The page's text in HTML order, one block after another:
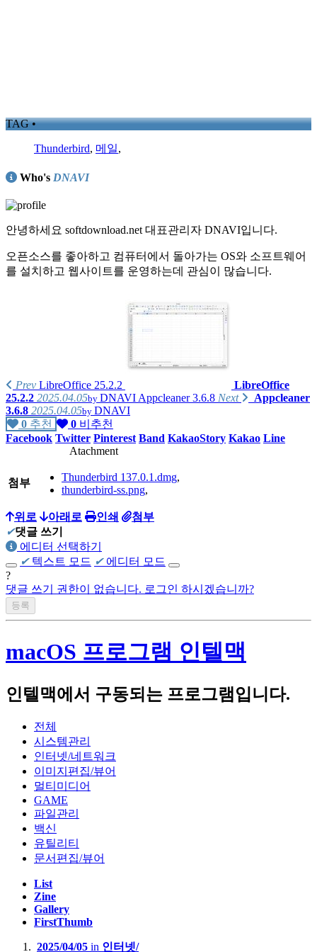
TAG •
Thunderbird, 메일,
Who's DNAVI
안녕하세요 softdownload.net 대표관리자 DNAVI입니다.
오픈소스를 좋아하고 컴퓨터에서 돌아가는 OS와 소프트웨어
를 설치하고 웹사이트를 운영하는데 관심이 많습니다.
(Intel i7-4790K, ASUS MAXIMUS Ranger Vii,
AMD Radeon R290),
homebuilt computer(AMD Phenom X4 630, GIGABYTE GA-61P-
S3, NVIDIA GT8600),
Apple iMac 2009 late(Intel E7600)
homebuilt computer(AMD Ryzen 5700x3d, Asrock B450 Steel
Beelink SER 7 (AMD Ryzen 7840HS)
Firebat S1(Intel N100)
Notebook :
Apple Macbook Air 2022 (M2, A2681)
NVIDIA RTX3060 laptop)
Apple Macbook Air 2011 Mid( i5-2467M, A1370)
Server :
Dell PowerEdge R420(Intel XEON E5-2407)
Dell PowerEdge R710(Intel XEON E5620 x2, 32GB)
HP Proliant Microserver Gen8(Intel XEON E3-1230V2)
NAS :
Synology.DS218+
Prev LibreOffice 25.2.2
LibreOffice
25.2.2 2025.04.05by DNAVI Appcleaner 3.6.8 Next
Appcleaner
3.6.8 2025.04.05by DNAVI
0 추천 0 비추천
Facebook Twitter Pinterest Band KakaoStory Kakao Line
Atachment
첨부 Thunderbird 137.0.1.dmg,
thunderbird-ss.png,
위로 아래로 인쇄
첨부
✔댓글 쓰기
에디터 선택하기
✔ 텍스트 모드 ✔ 에디터 모드
?
댓글 쓰기 권한이 없습니다. 로그인 하시겠습니까?
macOS 프로그램 인텔맥
인텔맥에서 구동되는 프로그램입니다.
전체
시스템관리
인터넷/네트워크
이미지편집/뷰어
멀티미디어
GAME
파일관리
백신
유틸리티
문서편집/뷰어
List
Zine
Gallery
FirstThumb
2025/04/05 in 인터넷/